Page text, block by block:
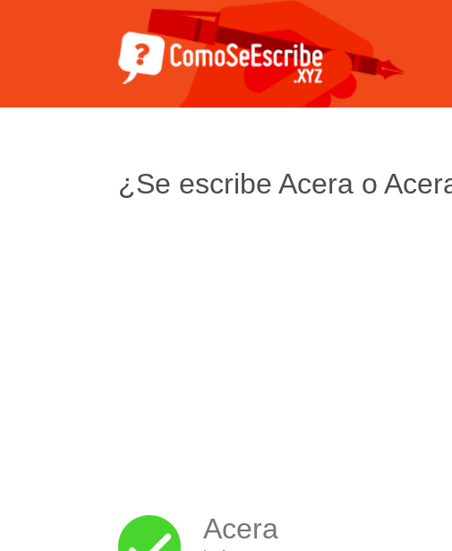
¿Se escribe Acera o
Acera